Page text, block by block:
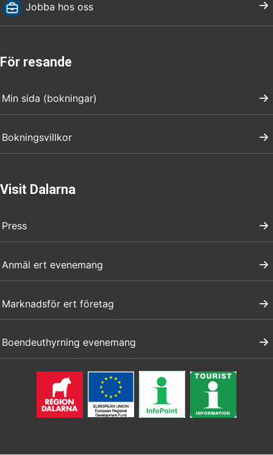
Jobba hos oss
För resande
Min sida (bokningar)
Bokningsvillkor
Visit Dalarna
Press
Anmäl ert evenemang
Marknadsför ert företag
Boendeuthyrning evenemang